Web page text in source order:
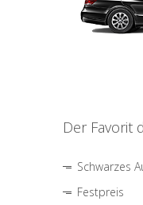
Der Favorit
Schwarzes
Festpreis